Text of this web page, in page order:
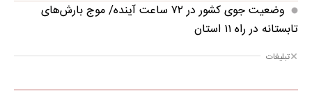
وضعیت جوی کشور در ۷۲ ساعت آینده/ موج بارش‌های
تابستانه در راه ۱۱ استان
تبلیغات